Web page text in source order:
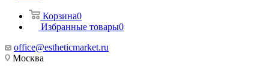
Корзина0
Избранные товары0
office@estheticmarket.ru
Москва